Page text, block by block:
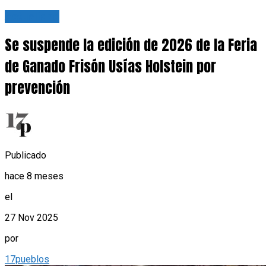
Se suspende la edición de 2026 de la Feria
de Ganado Frisón Usías Holstein por
prevención
Publicado
hace 8 meses
el
27 Nov 2025
por
17pueblos